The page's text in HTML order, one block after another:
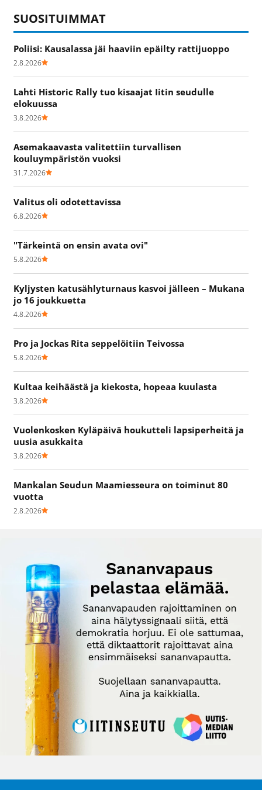
SUOSITUIMMAT
Poliisi: Kausalassa jäi haaviin epäilty rattijuoppo
2.8.2026
Lahti Historic Rally tuo kisaajat Iitin seudulle
elokuussa
3.8.2026
Asemakaavasta valitettiin turvallisen
kouluympäristön vuoksi
31.7.2026
Valitus oli odotettavissa
6.8.2026
"Tärkeintä on ensin avata ovi"
5.8.2026
Kyljysten katusählyturnaus kasvoi jälleen – Mukana
jo 16 joukkuetta
4.8.2026
Pro ja Jockas Rita seppelöitiin Teivossa
5.8.2026
Kultaa keihäästä ja kiekosta, hopeaa kuulasta
3.8.2026
Vuolenkosken Kyläpäivä houkutteli lapsiperheitä ja
uusia asukkaita
3.8.2026
Mankalan Seudun Maamiesseura on toiminut 80
vuotta
2.8.2026